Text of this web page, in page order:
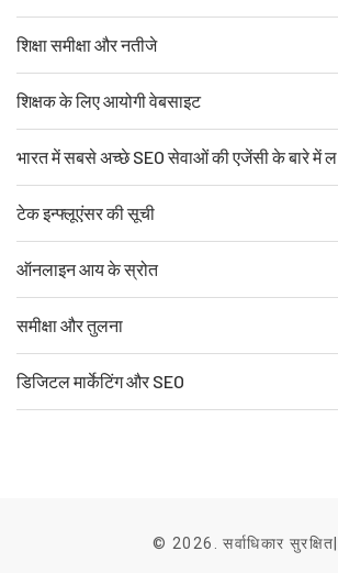
शिक्षा समीक्षा और नतीजे
शिक्षक के लिए आयोगी वेबसाइट
भारत में सबसे अच्छे SEO सेवाओं की एजेंसी के बारे में ल
टेक इन्फ्लूएंसर की सूची
ऑनलाइन आय के स्रोत
समीक्षा और तुलना
डिजिटल मार्केटिंग और SEO
© 2026. सर्वाधिकार सुरक्षित|